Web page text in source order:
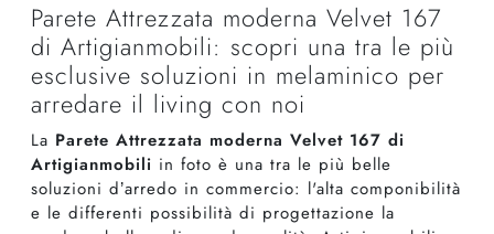
Parete Attrezzata moderna Velvet 167
di Artigianmobili: scopri una tra le più
esclusive soluzioni in melaminico per
arredare il living con noi
La Parete Attrezzata moderna Velvet 167 di
Artigianmobili in foto è una tra le più belle
soluzioni d’arredo in commercio: l'alta componibilità
e le differenti possibilità di progettazione la